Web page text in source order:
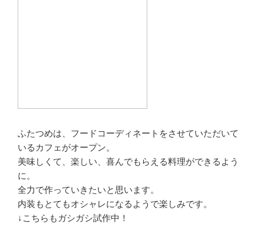
ふたつめは、フードコーディネートをさせていただいて
いるカフェがオープン。
美味しくて、楽しい、喜んでもらえる料理ができるよう
に。
全力で作っていきたいと思います。
内装もとてもオシャレになるようで楽しみです。
↓こちらもガシガシ試作中！